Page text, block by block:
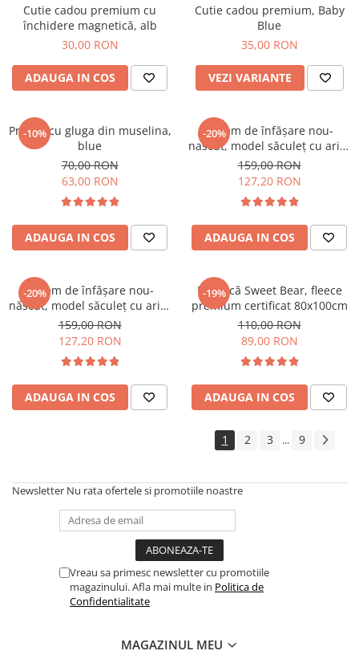
Cutie cadou premium cu
închidere magnetică, alb
30,00 RON
ADAUGA IN COS
Cutie cadou premium, Baby
Blue
35,00 RON
VEZI VARIANTE
-10%
Prosop cu gluga din muselina,
blue
70,00 RON
63,00 RON
ADAUGA IN COS
-20%
Sistem de înfășare nou-
nascut, model săculeț cu aripi
de susținere a brațelor, 0-3
luni (3-6 kg), Rosa
159,00 RON
127,20 RON
ADAUGA IN COS
-20%
Sistem de înfășare nou-
născut, model săculeț cu aripi
de susținere a brațelor, 0-3
luni (3-6 kg), Vanilla
159,00 RON
127,20 RON
ADAUGA IN COS
-19%
Paturică Sweet Bear, fleece
premium certificat 80x100cm
110,00 RON
89,00 RON
ADAUGA IN COS
1 2 3 ... 9
Newsletter Nu rata ofertele si promotiile noastre
Vreau sa primesc newsletter cu promotiile
magazinului. Afla mai multe in Politica de
Confidentialitate
MAGAZINUL MEU